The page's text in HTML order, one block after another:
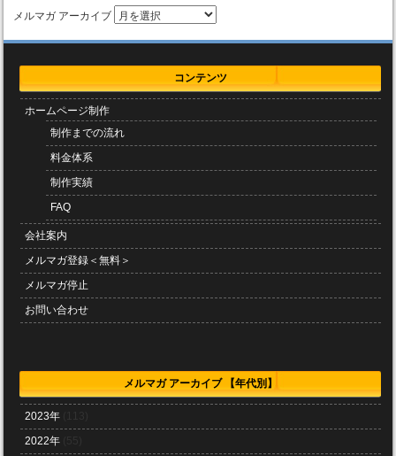
メルマガ アーカイブ
コンテンツ
ホームページ制作
制作までの流れ
料金体系
制作実績
FAQ
会社案内
メルマガ登録＜無料＞
メルマガ停止
お問い合わせ
メルマガ アーカイブ 【年代別】
2023年
2022年